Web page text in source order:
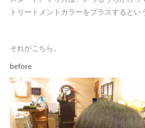
トリートメントカラーをプラスするとい
それがこちら。
before